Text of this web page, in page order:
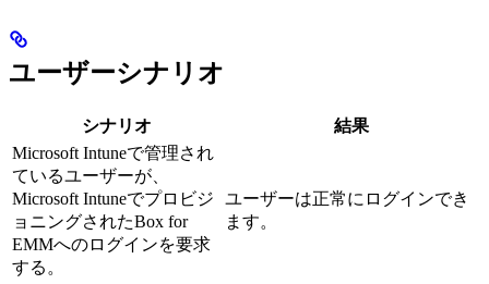
ユーザーシナリオ
シナリオ
結果
Microsoft Intuneで管理され
ているユーザーが、
Microsoft Intuneでプロビジ
ョニングされたBox for
EMMへのログインを要求
する。
ユーザーは正常にログインでき
ます。